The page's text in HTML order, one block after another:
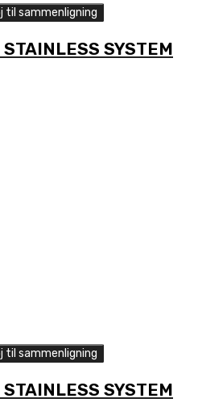
til sammenligning
SYSTEM
til sammenligning
SYSTEM